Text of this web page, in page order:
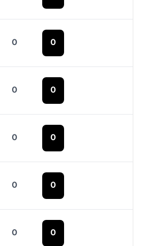
0 0
0 0
0 0
0 0
0 0